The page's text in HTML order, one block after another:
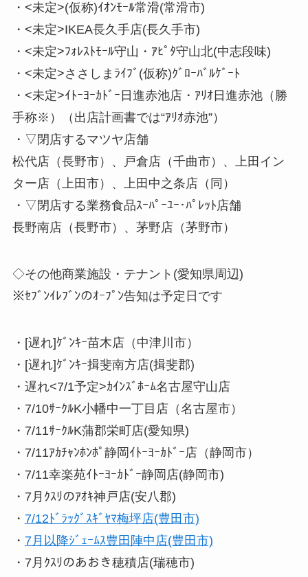
・<未定>(仮称)ｲｵﾝﾓｰﾙ常滑(常滑市)
・<未定>IKEA長久手店(長久手市)
・<未定>ﾌｫﾚｽﾄﾓｰﾙ守山・ｱﾋﾟﾀ守山北(中志段味)
・<未定>ささしまﾗｲﾌﾞ(仮称)ｸﾞﾛｰﾊﾞﾙｹﾞｰﾄ
・<未定>ｲﾄｰﾖｰｶﾄﾞｰ日進赤池店・ｱﾘｵ日進赤池（勝
手称※）（出店計画書では“ｱﾘｵ赤池”）
・▽閉店するマツヤ店舗
松代店（長野市）、戸倉店（千曲市）、上田イン
ター店（上田市）、上田中之条店（同）
・▽閉店する業務食品ｽｰﾊﾟｰﾕｰ･ﾊﾟﾚｯﾄ店舗
長野南店（長野市）、茅野店（茅野市）
◇その他商業施設・テナント(愛知県周辺)
※ｾﾌﾞﾝｲﾚﾌﾞﾝのｵｰﾌﾟﾝ告知は予定日です
・[遅れ]ｹﾞﾝｷｰ苗木店（中津川市）
・[遅れ]ｹﾞﾝｷｰ揖斐南方店(揖斐郡)
・遅れ<7/1予定>ｶｲﾝｽﾞﾎｰﾑ名古屋守山店
・7/10ｻｰｸﾙK小幡中一丁目店（名古屋市）
・7/11ｻｰｸﾙK蒲郡栄町店(愛知県)
・7/11ｱｶﾁｬﾝﾎﾝﾎﾟ静岡ｲﾄｰﾖｰｶﾄﾞｰ店（静岡市）
・7/11幸楽苑ｲﾄｰﾖｰｶﾄﾞｰ静岡店(静岡市)
・7月ｸｽﾘのｱｵｷ神戸店(安八郡)
・ 7/12ﾄﾞﾗｯｸﾞｽｷﾞﾔﾏ梅坪店(豊田市)
・ 7月以降ｼﾞｪｰﾑｽ豊田陣中店(豊田市)
・7月ｸｽﾘのあおき穂積店(瑞穂市)